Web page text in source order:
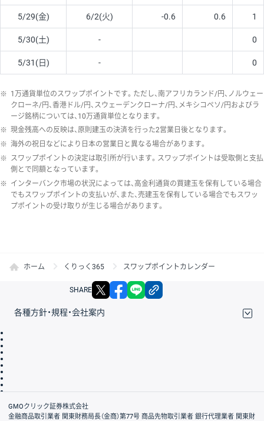
5/29(金) 6/2(火) -0.6 0.6 1
5/30(土) - 0
5/31(日) - 0
※ 1万通貨単位のスワップポイントです。ただし、南アフリカランド/円、ノルウェー
クローネ/円、香港ドル/円、スウェーデンクローナ/円、メキシコペソ/円およびラ
ージ銘柄については、10万通貨単位となります。
※ 現金残高への反映は、原則建玉の決済を行った2営業日後となります。
※ 海外の祝日などにより日本の営業日と異なる場合があります。
※ スワップポイントの決定は取引所が行います。スワップポイントは受取側と支払
側とで同額となっています。
※ インターバンク市場の状況によっては、高金利通貨の買建玉を保有している場合
でもスワップポイントの支払いが、また、売建玉を保有している場合でもスワッ
プポイントの受け取りが生じる場合があります。
ホーム くりっく365 スワップポイントカレンダー
SHARE X facebook
各種方針・規程・会社案内
会社案内
GMOクリック証券株式会社
金融商品取引業者 関東財務局長（金商）第77号 商品先物取引業者 銀行代理業者 関東財